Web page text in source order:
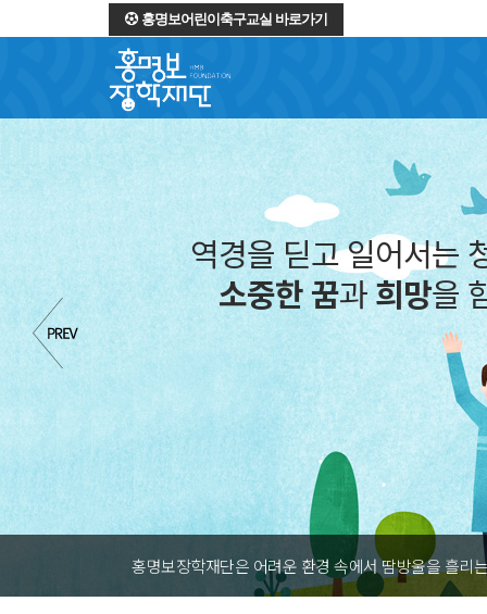
홍명보어린이축구교실 바로가기
역경을 딛고 일어서는
소중한 꿈과희망을
홍명보장학재단은 어려운 환경 속에서 땀방울을 흘리